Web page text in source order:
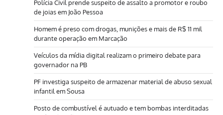
Polícia Civil prende suspeito de assalto a promotor e roubo
de joias em João Pessoa
Homem é preso com drogas, munições e mais de R$ 11 mil
durante operação em Marcação
Veículos da mídia digital realizam o primeiro debate para
governador na PB
PF investiga suspeito de armazenar material de abuso sexual
infantil em Sousa
Posto de combustível é autuado e tem bombas interditadas